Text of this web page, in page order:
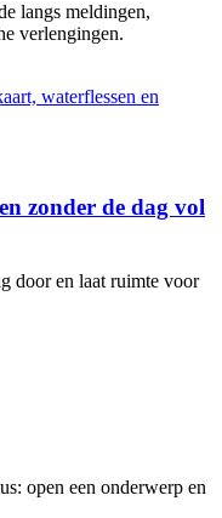
langs meldingen,
verlengingen.
zonder de dag vol
door en laat ruimte voor
open een onderwerp en